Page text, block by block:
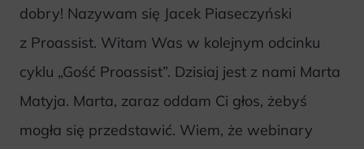
dobry! Nazywam się Jacek Piaseczyński
z Proassist. Witam Was w kolejnym odcinku
cyklu „Gość Proassist”. Dzisiaj jest z nami Marta
Matyja. Marta, zaraz oddam Ci głos, żebyś
mogła się przedstawić. Wiem, że webinary